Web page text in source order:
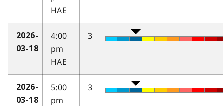
HAE
2026-
03-18
4:00
pm
HAE
3
2026-
03-18
5:00
pm
3